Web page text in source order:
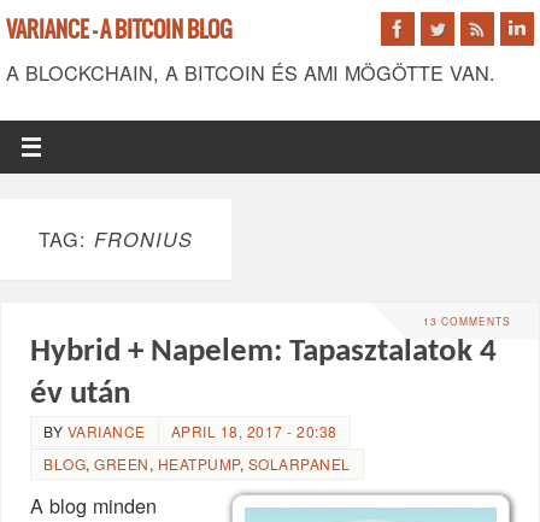
VARIANCE - A BITCOIN BLOG
A BLOCKCHAIN, A BITCOIN ÉS AMI MÖGÖTTE VAN.
TAG: FRONIUS
13 COMMENTS
Hybrid + Napelem: Tapasztalatok 4
év után
BY VARIANCE
APRIL 18, 2017 - 20:38
BLOG,GREEN, HEATPUMP, SOLARPANEL
A blog minden